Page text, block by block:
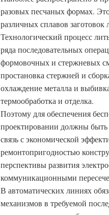
разовых песчаных формах.
различных сплавов
Технологический процесс
ряда последовательных
формовочных и стержневых
простановка стержней и
охлаждение металла и
термообработка и отделка.
Поэтому для обеспечения
проектировании должны
связь с экономической
ремонтопригодностью
перспективы развития
коммуникационными
В автоматических линиях
механизмов в требуемой